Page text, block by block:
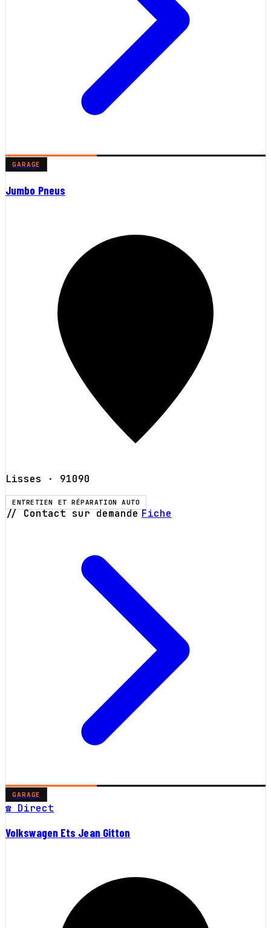
GARAGE
Jumbo Pneus
Lisses · 91090
ENTRETIEN ET RÉPARATION AUTO
// Contact sur demande Fiche
GARAGE
☎ Direct
Volkswagen Ets Jean Gitton